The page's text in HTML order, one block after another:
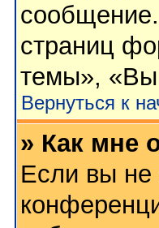
страниц
темы», «Вы
Вернуться к
» Как мне
Если вы не